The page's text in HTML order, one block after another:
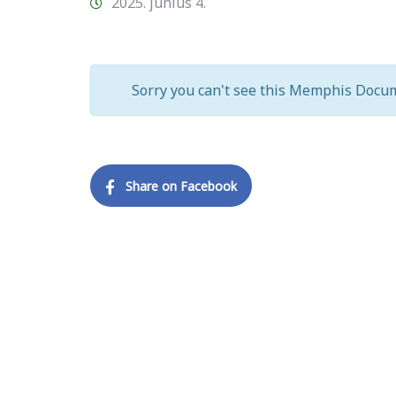
Sorry you can't see this Memphis
Share on Facebook